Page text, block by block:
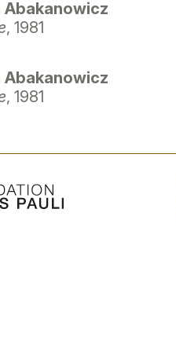
Abakanowicz
, 1981
Abakanowicz
, 1981